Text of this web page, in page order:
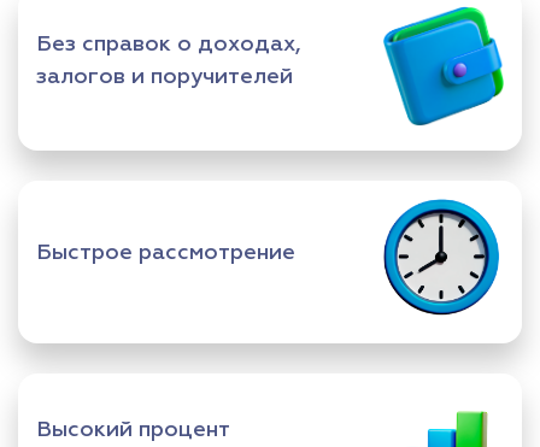
Без справок о доходах,
залогов и поручителей
Быстрое рассмотрение
Высокий процент